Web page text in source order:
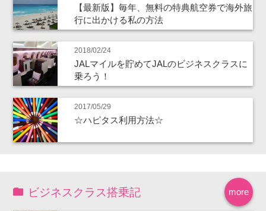
【最新版】毎年、無料の特典航空券で海外旅
行に出かける私の方法
2018/02/24
JALマイルを貯めてJALのビジネスクラスに
乗ろう！
2017/05/29
☆ハピタス利用方法☆
more
ビジネスクラス搭乗記